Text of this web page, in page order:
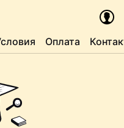
Оплата